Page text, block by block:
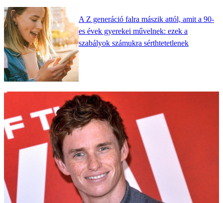
A Z generáció falra mászik attól, amit a 90-
es évek gyerekei művelnek: ezek a
szabályok számukra sérthtetetlenek